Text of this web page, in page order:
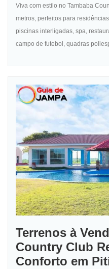
Viva com estilo no Tambaba
metros, perfeitos para
piscinas interligadas, spa,
campo de futebol, quadras
Terrenos à
Country Club
Conforto em